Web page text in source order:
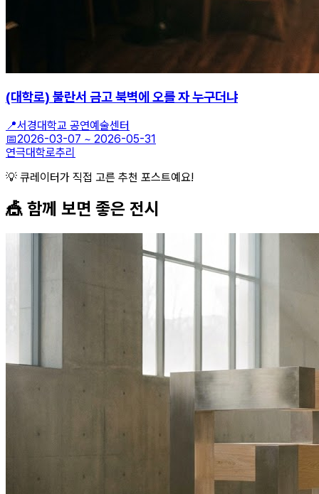
(대학로) 불란서 금고 북벽에 오를 자 누구더냐
📍서경대학교 공연예술센터
📅2026-03-07 ~ 2026-05-31
연극대학로추리
💡 큐레이터가 직접 고른 추천 포스트예요!
🎪 함께 보면 좋은 전시